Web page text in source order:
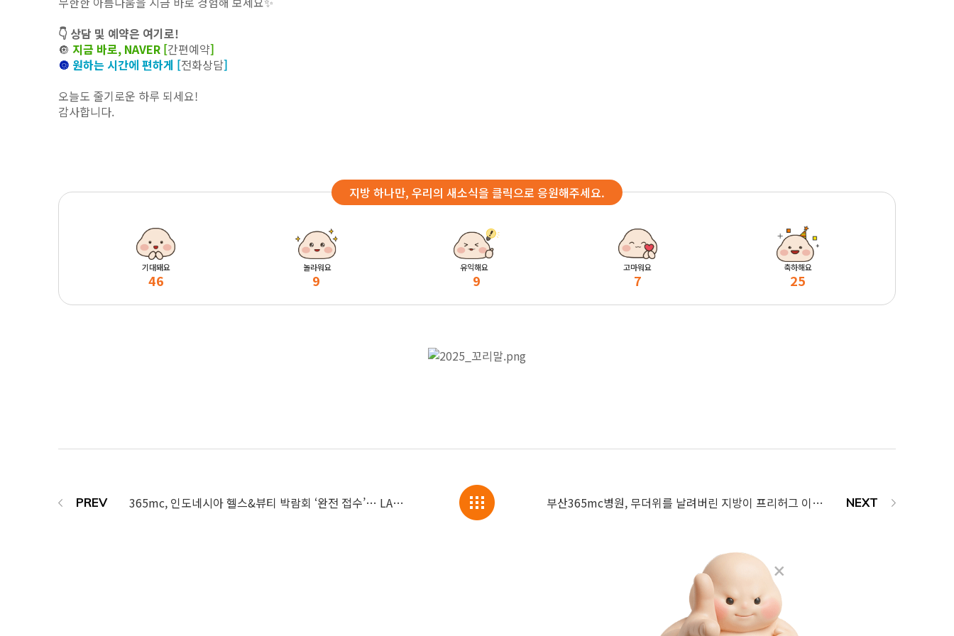
👇 상담 및 예약은 여기로!
🔘 지금 바로, NAVER [간편예약]
🔘 원하는 시간에 편하게 [전화상담]
오늘도 줄기로운 하루 되세요!
감사합니다.
지방 하나만, 우리의 새소식을 클릭으로 응원해주세요.
기대돼요
46
놀라워요
9
유익해요
9
고마워요
7
축하해요
25
365mc, 인도네시아 헬스&뷰티 박람회 ‘완전 접수’… LAMS에 현지 몰려든 이유는? 부산365mc병원, 무더위를 날려버린 지방이 프리허그 이벤트 진행🧡